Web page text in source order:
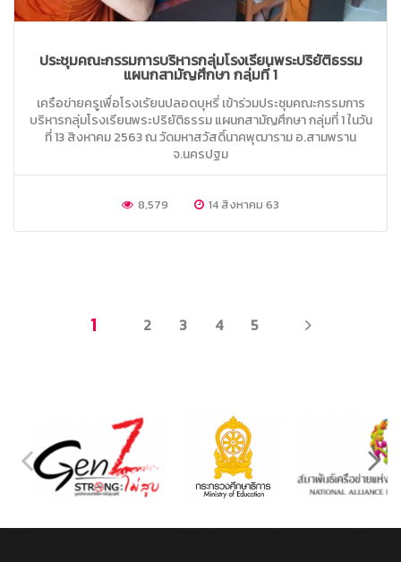
ประชุมคณะกรรมการบริหารกลุ่มโรงเรียนพระปริยัติธรรม
แผนกสามัญศึกษา กลุ่มที่ 1
เครือข่ายครูเพื่อโรงเรัยนปลอดบุหรี่ เข้าร่วมประชุมคณะกรรมการ
บริหารกลุ่มโรงเรียนพระปริยัติธรรม แผนกสามัญศึกษา กลุ่มที่ 1 ในวัน
ที่ 13 สิงหาคม 2563 ณ วัดมหาสวัสดิ์นาคพุฒาราม อ.สามพราน
จ.นครปฐม
8,579 14 สิงหาคม 63
1 2 3 4 5 NEXT